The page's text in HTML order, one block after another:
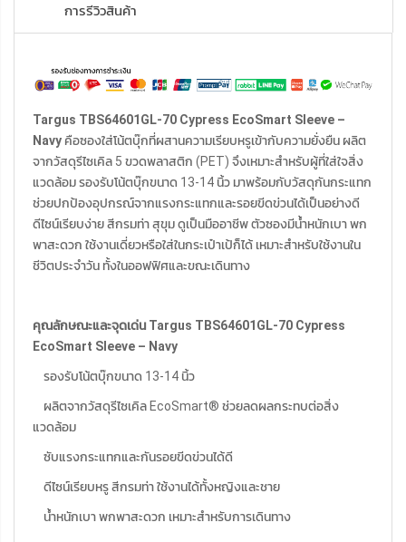
การรีวิวสินค้า
Targus TBS64601GL-70 Cypress EcoSmart Sleeve –
Navy คือซองใส่โน้ตบุ๊กที่ผสานความเรียบหรูเข้ากับความยั่งยืน ผลิต
จากวัสดุรีไซเคิล 5 ขวดพลาสติก (PET) จึงเหมาะสำหรับผู้ที่ใส่ใจสิ่ง
แวดล้อม รองรับโน้ตบุ๊กขนาด 13-14 นิ้ว มาพร้อมกับวัสดุกันกระแทก
ช่วยปกป้องอุปกรณ์จากแรงกระแทกและรอยขีดข่วนได้เป็นอย่างดี
ดีไซน์เรียบง่าย สีกรมท่า สุขุม ดูเป็นมืออาชีพ ตัวซองมีน้ำหนักเบา พก
พาสะดวก ใช้งานเดี่ยวหรือใส่ในกระเป๋าเป้ก็ได้ เหมาะสำหรับใช้งานใน
ชีวิตประจำวัน ทั้งในออฟฟิศและขณะเดินทาง
คุณลักษณะและจุดเด่น Targus TBS64601GL-70 Cypress
EcoSmart Sleeve – Navy
รองรับโน้ตบุ๊กขนาด 13-14 นิ้ว
ผลิตจากวัสดุรีไซเคิล EcoSmart® ช่วยลดผลกระทบต่อสิ่ง
แวดล้อม
ซับแรงกระแทกและกันรอยขีดข่วนได้ดี
ดีไซน์เรียบหรู สีกรมท่า ใช้งานได้ทั้งหญิงและชาย
น้ำหนักเบา พกพาสะดวก เหมาะสำหรับการเดินทาง